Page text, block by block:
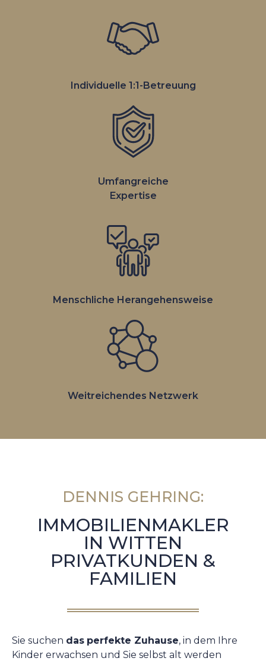
Individuelle 1:1-Betreuung
Umfangreiche
Expertise
Menschliche Heran­gehensweise
Weitreichen­des Netzwerk
DENNIS GEHRING:
IMMOBILIENMAKLER
IN WITTEN
PRIVATKUNDEN &
FAMILIEN
Sie suchen das perfekte Zuhause, in dem Ihre
Kinder erwachsen und Sie selbst alt werden